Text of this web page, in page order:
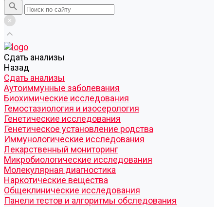
Cдать анализы
Назад
Cдать анализы
Аутоиммунные заболевания
Биохимические исследования
Гемостазиология и изосерология
Генетические исследования
Генетическое установление родства
Иммунологические исследования
Лекарственный мониторинг
Микробиологические исследования
Молекулярная диагностика
Наркотические вещества
Общеклинические исследования
Панели тестов и алгоритмы обследования